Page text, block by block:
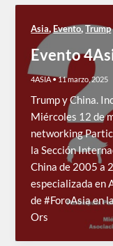
Asia, Evento,Trump
Evento
4ASIA•11 marzo, 2025
Trump y China.
Miércoles 12 de
networking
la Sección
China de 2005 a
especializada en
de #ForoAsia en
Ors